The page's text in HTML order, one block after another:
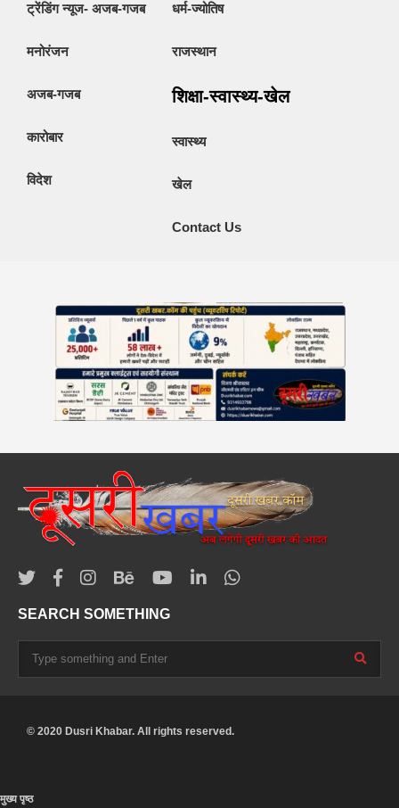
ट्रेंडिंग न्यूज- अजब-गजब
मनोरंजन
अजब-गजब
कारोबार
विदेश
धर्म-ज्योतिष
राजस्थान
शिक्षा-स्वास्थ्य-खेल
स्वास्थ्य
खेल
Contact Us
SEARCH SOMETHING
© 2020 Dusri Khabar. All rights reserved.
मुख्य पृष्ठ